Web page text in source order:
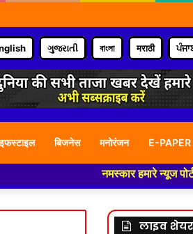
ગુજરાતી বাংলা मराठी
बिजनेस मनोरंजन E-PAPER
नमस्कार हमारे न्यूज पोर्टल
लाइव शेयर